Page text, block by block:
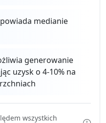
medianie
generowanie
uzysk o 4-10% na
wszystkich